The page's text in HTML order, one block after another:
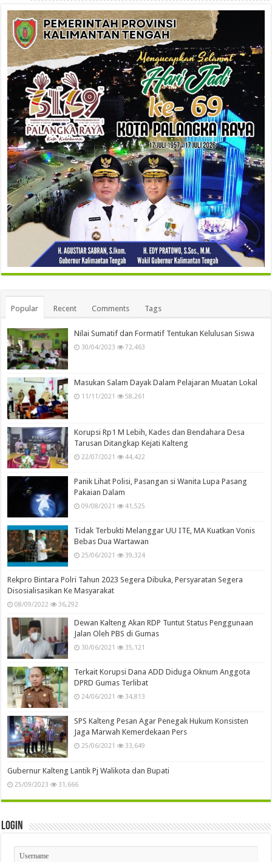
Popular Recent Comments Tags
Nilai Sumatif dan Formatif Tentukan Kelulusan Siswa
30/04/2023 72,463
Masukan Salam Dayak Dalam Pelajaran Muatan Lokal
11/11/2021 58,261
Korupsi Rp1 M Lebih, Kades dan Bendahara Desa
Tarusan Ditangkap Kejati Kalteng
22/07/2021 44,422
Panik Lihat Polisi, Pasangan si Wanita Lupa Pasang
Pakaian Dalam
09/08/2021 41,525
Tidak Terbukti Melanggar UU ITE, MA Kuatkan Vonis
Bebas Dua Wartawan
25/06/2021 39,324
Rekpro Bintara Polri Tahun 2023 Segera Dibuka, Persyaratan Segera
Disosialisasikan Ke Masyarakat
08/09/2022 36,292
Dewan Kalteng Akan RDP Tuntut Status Penggunaan
Jalan Oleh PBS di Gumas
30/06/2021 35,121
Terkait Korupsi Dana ADD Diduga Oknum Anggota
DPRD Gumas Terlibat
24/06/2021 34,813
SPS Kalteng Pesan Agar Penegak Hukum Konsisten
Jaga Marwah Kemerdekaan Pers
25/06/2021 33,649
Gubernur Kalteng Lantik Pj Walikota dan Bupati
25/09/2023 31,666
Login